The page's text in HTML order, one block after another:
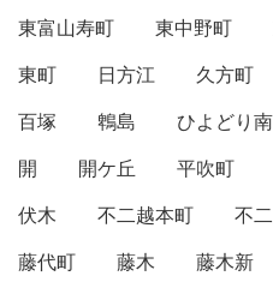
東富山寿町
東中野町
東町
日方江 久方町
百塚
鵯島 ひよどり
開
開ケ丘 平吹町
伏木
不二越本町 不
藤代町
藤木 藤木新